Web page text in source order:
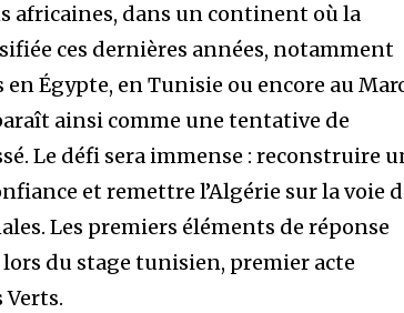
africaines, dans un continent où la
ces dernières années, notamment
en Égypte, en Tunisie ou encore au
ainsi comme une tentative de
Le défi sera immense : reconstruire
et remettre l’Algérie sur la voie
Les premiers éléments de réponse
du stage tunisien, premier acte
Verts.